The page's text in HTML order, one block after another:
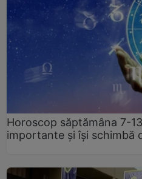
Horoscop săptămâna 7-
importante și își schimbă